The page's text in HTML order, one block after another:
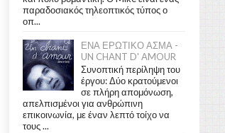
παραδοσιακός τηλεοπτικός τύπος ο
οπ...
ΕΝΑ ΕΡΩΤΙΚΟ ΑΣΜΑ -
UN CHANT D' AMOUR
Συνοπτική περίληψη του
έργου: Δύο κρατούμενοι
σε πλήρη απομόνωση,
απελπισμένοι για ανθρώπινη
επικοινωνία, με έναν λεπτό τοίχο να
τους ...